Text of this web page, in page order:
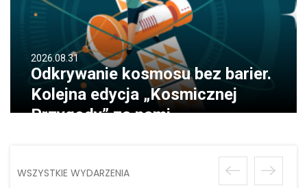
2026.08.31
Odkrywanie kosmosu bez barier.
Kolejna edycja „Kosmicznej
Przygody” za nami
WSZYSTKIE WYDARZENIA